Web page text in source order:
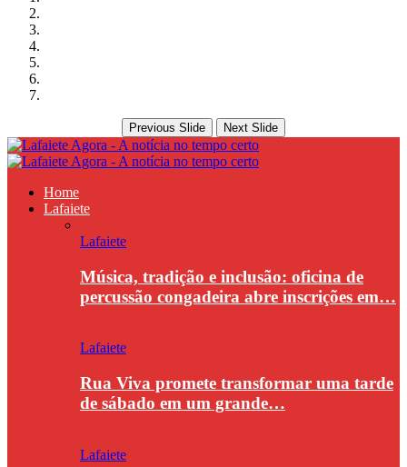
Previous Slide Next Slide
Home
Lafaiete
Lafaiete
Música, tradição e inclusão: oficina de
percussão congadeira abre inscrições em…
Lafaiete
Rua Viva promete transformar uma tarde
de sábado em um grande…
Lafaiete